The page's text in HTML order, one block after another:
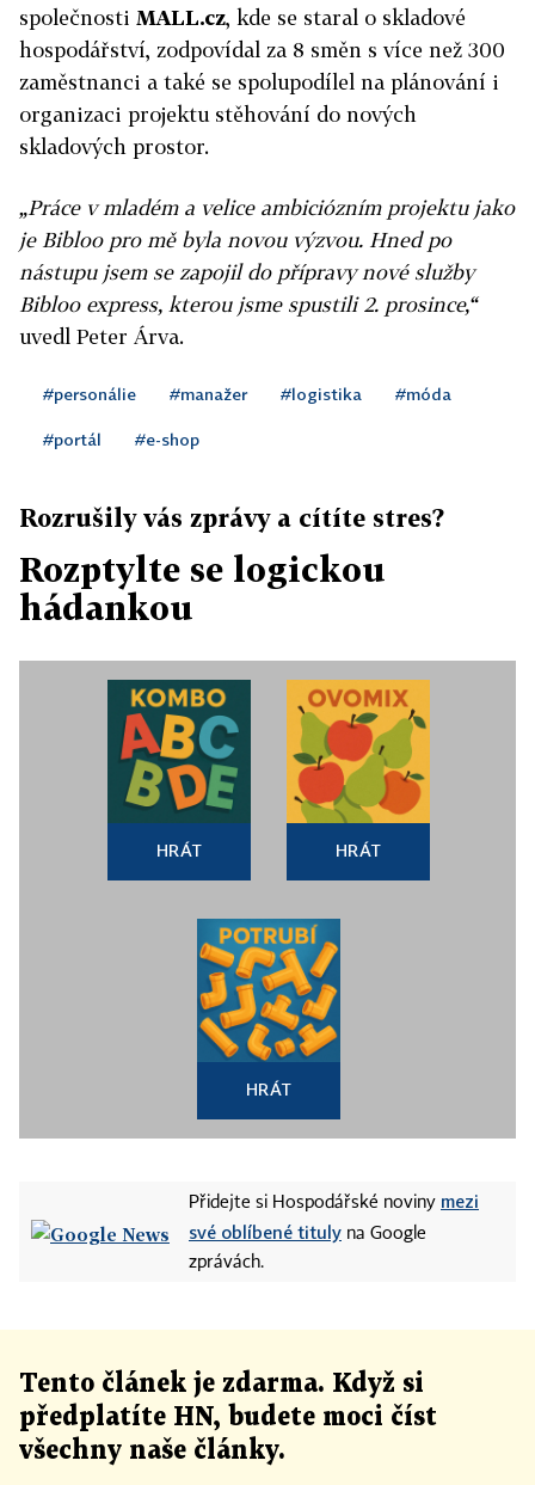
společnosti MALL.cz, kde se staral o skladové
hospodářství, zodpovídal za 8 směn s více než 300
zaměstnanci a také se spolupodílel na plánování i
organizaci projektu stěhování do nových
skladových prostor.
„Práce v mladém a velice ambiciózním projektu jako
je Bibloo pro mě byla novou výzvou. Hned po
nástupu jsem se zapojil do přípravy nové služby
Bibloo express, kterou jsme spustili 2. prosince,“
uvedl Peter Árva.
#personálie #manažer #logistika #móda
#portál #e-shop
Rozrušily vás zprávy a cítíte stres?
Rozptylte se logickou
hádankou
HRÁT HRÁT
HRÁT
Přidejte si Hospodářské noviny mezi
své oblíbené tituly na Google
zprávách.
Tento článek je zdarma. Když si
předplatíte HN, budete moci číst
všechny naše články.